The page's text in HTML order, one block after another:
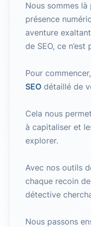
Nous sommes
présence
aventure
de SEO, ce
Pour
SEOdétaillé de
Cela nous
à capitaliser et
explorer.
Avec nos outils
chaque recoin
détective
Nous passons